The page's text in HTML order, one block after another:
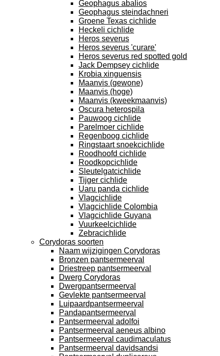
Geophagus abalios
Geophagus steindachneri
Groene Texas cichlide
Heckeli cichlide
Heros severus
Heros severus 'curare'
Heros severus red spotted gold
Jack Dempsey cichlide
Krobia xinguensis
Maanvis (gewone)
Maanvis (hoge)
Maanvis (kweekmaanvis)
Oscura heterospila
Pauwoog cichlide
Parelmoer cichlide
Regenboog cichlide
Ringstaart snoekcichlide
Roodhoofd cichlide
Roodkopcichlide
Sleutelgatcichlide
Tijger cichlide
Uaru panda cichlide
Vlagcichlide
Vlagcichlide Colombia
Vlagcichlide Guyana
Vuurkeelcichlide
Zebracichlide
Corydoras soorten
Naam wijzigingen Corydoras
Bronzen pantsermeerval
Driestreep pantsermeerval
Dwerg Corydoras
Dwergpantsermeerval
Gevlekte pantsermeerval
Luipaardpantsermeerval
Pandapantsermeerval
Pantsermeerval adolfoi
Pantsermeerval aeneus albino
Pantsermeerval caudimaculatus
Pantsermeerval davidsandsi